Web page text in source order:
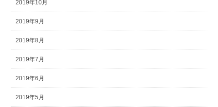
2019年10月
2019年9月
2019年8月
2019年7月
2019年6月
2019年5月